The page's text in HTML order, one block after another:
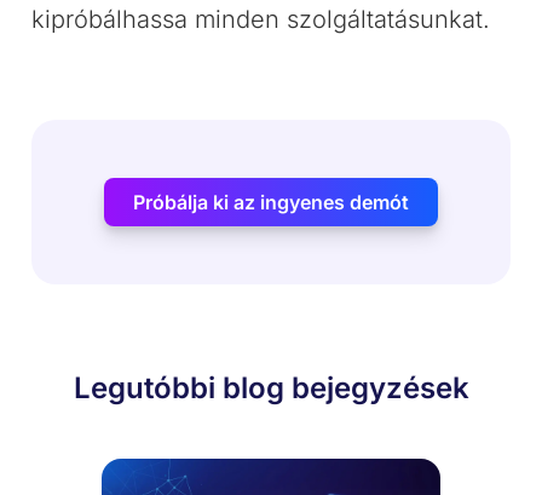
kipróbálhassa minden szolgáltatásunkat.
Próbálja ki az ingyenes demót
Legutóbbi blog bejegyzések